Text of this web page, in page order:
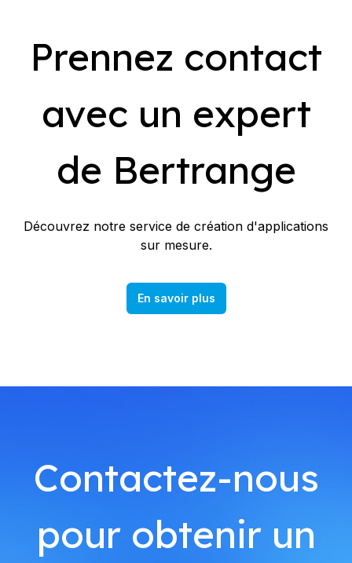
Prennez contact
avec un expert
de Bertrange
Découvrez notre service de création d'applications
sur mesure.
En savoir plus
Contactez-nous
pour obtenir un